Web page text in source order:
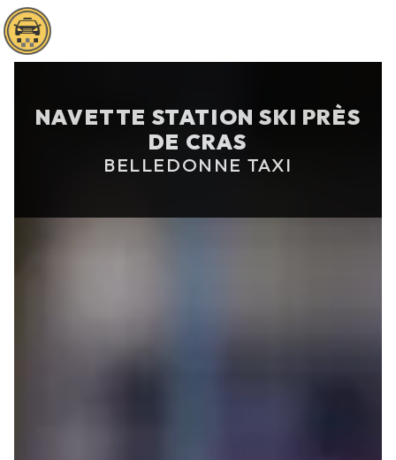
NAVETTE STATION SKI PRÈS
DE CRAS
BELLEDONNE TAXI
Panneau de gestion des cookies